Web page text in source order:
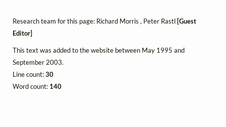
Research team for this page: Richard Morris , Peter Rastl [Guest
Editor]
This text was added to the website between May 1995 and
September 2003.
Line count:30
Word count: 140